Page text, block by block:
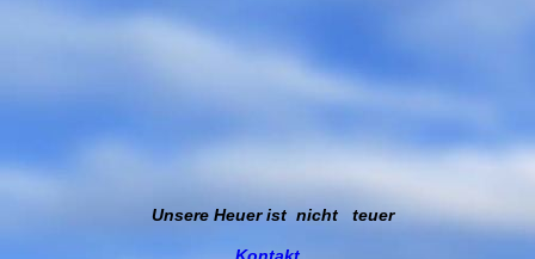
Unsere Heuer ist nicht teuer